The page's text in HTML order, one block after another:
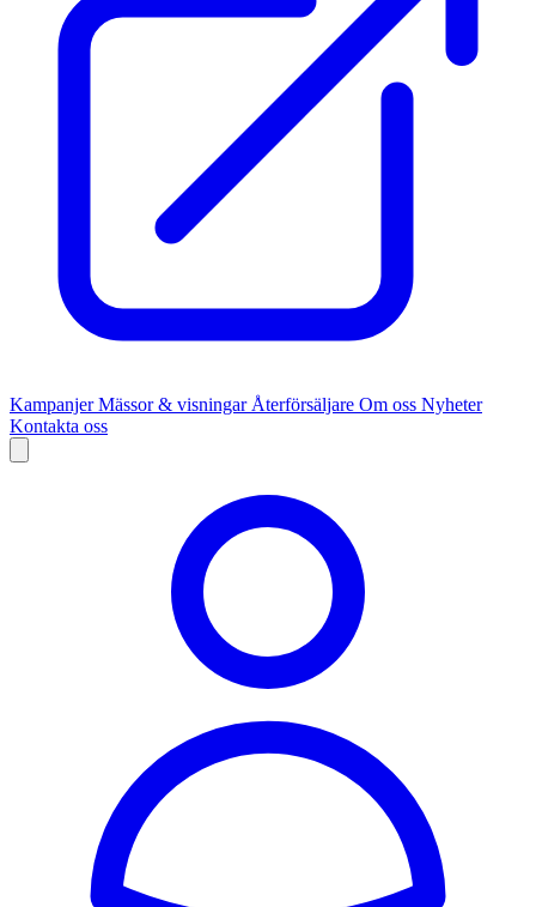
KampanjerMässor & visningar Återförsäljare Om oss Nyheter
Kontakta oss